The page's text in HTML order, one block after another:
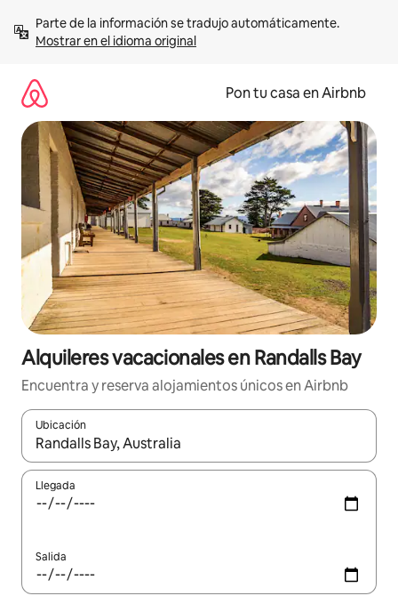
contenidoMostrar en el idioma original
Pon tu casa en Airbnb
Alquileres vacacionales en Randalls Bay
Encuentra y reserva alojamientos únicos en Airbnb
Ubicación
Cuando los resultados estén disponibles, navega con las
Llegada
Salida